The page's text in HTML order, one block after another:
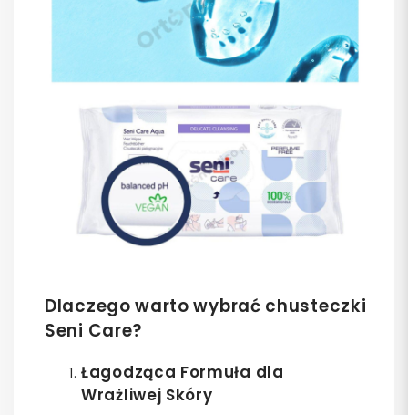
Dlaczego warto wybrać chusteczki
Seni Care?
Łagodząca Formuła dla
Wrażliwej Skóry